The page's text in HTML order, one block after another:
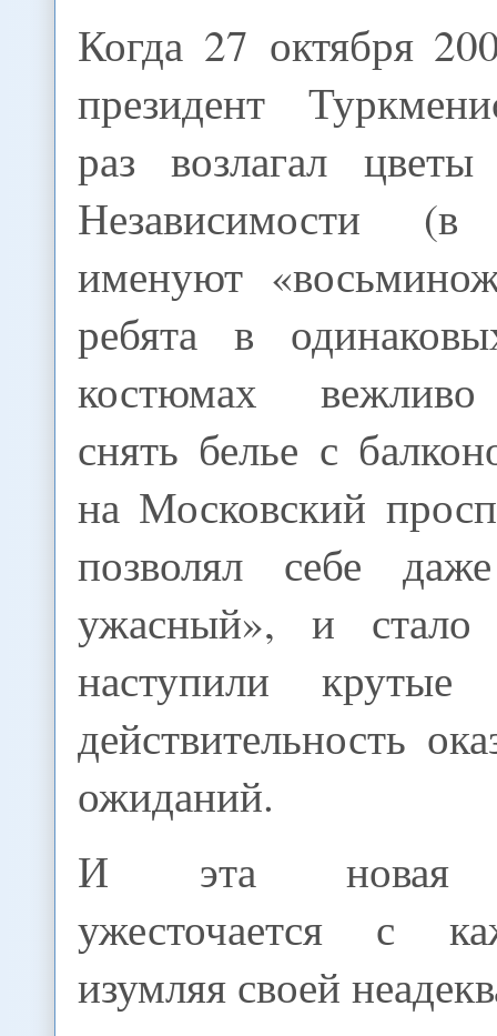
Когда 27 октября
президент
раз возлагал
Независимости
именуют
ребята в
костюмах вежливо
снять белье с
на Московский
позволял себе
ужасный», и стало
наступили
действительность
ожиданий.
И эта новая
ужесточается с
изумляя своей